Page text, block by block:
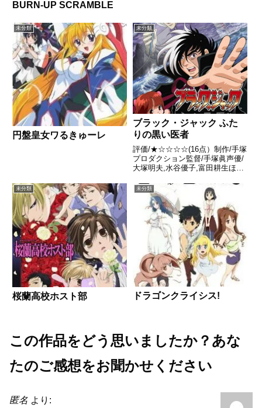
BURN-UP SCRAMBLE
未分類
円盤皇女ワるきゅーレ
未分類
ブラック・ジャック ふた
りの黒い医者
評価/★☆☆☆☆(16点）制作/手塚
プロダクション監督/手塚眞声優/
大塚明夫,水谷優子,富田耕生ほか
ちらあらすじ京都のダイダロス製
薬会社で爆発事件が起きた。BJ
は友引警部によって留置されてい
たが、負傷した患者を...
未分類
桜蘭高校ホスト部
未分類
ドラゴンクライシス!
この作品をどう思いましたか？あな
たのご感想をお聞かせください
匿名 より: